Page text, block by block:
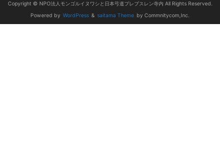
Copyright © NPO法人モンゴルイヌワシと日本弓道プレブスレン寺内 All Rights Reserved.
Powered by WordPress & saitama Theme by Commnitycom,Inc.